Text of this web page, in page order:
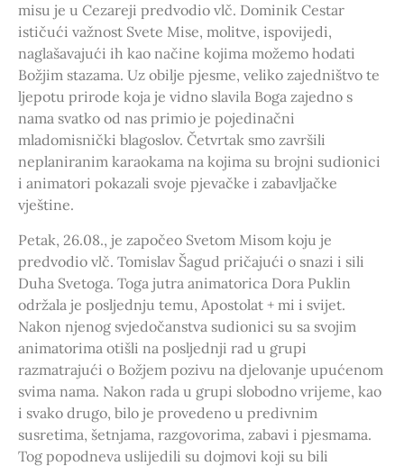
misu je u Cezareji predvodio vlč. Dominik Cestar
ističući važnost Svete Mise, molitve, ispovijedi,
naglašavajući ih kao načine kojima možemo hodati
Božjim stazama. Uz obilje pjesme, veliko zajedništvo te
ljepotu prirode koja je vidno slavila Boga zajedno s
nama svatko od nas primio je pojedinačni
mladomisnički blagoslov. Četvrtak smo završili
neplaniranim karaokama na kojima su brojni sudionici
i animatori pokazali svoje pjevačke i zabavljačke
vještine.
Petak, 26.08., je započeo Svetom Misom koju je
predvodio vlč. Tomislav Šagud pričajući o snazi i sili
Duha Svetoga. Toga jutra animatorica Dora Puklin
održala je posljednju temu, Apostolat + mi i svijet.
Nakon njenog svjedočanstva sudionici su sa svojim
animatorima otišli na posljednji rad u grupi
razmatrajući o Božjem pozivu na djelovanje upućenom
svima nama. Nakon rada u grupi slobodno vrijeme, kao
i svako drugo, bilo je provedeno u predivnim
susretima, šetnjama, razgovorima, zabavi i pjesmama.
Tog popodneva uslijedili su dojmovi koji su bili